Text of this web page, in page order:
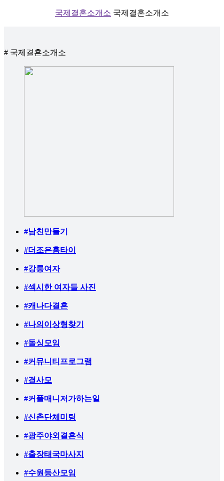
국제결혼소개소 국제결혼소개소
# 국제결혼소개소
#남친만들기
#더조은홈타이
#강릉여자
#섹시한 여자들 사진
#캐나다결혼
#나의이상형찾기
#돌싱모임
#커뮤니티프로그램
#결사모
#커플매니저가하는일
#신촌단체미팅
#광주야외결혼식
#출장태국마사지
#수원등산모임